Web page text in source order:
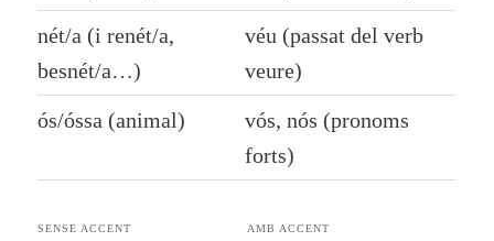
nét/a (i renét/a,
besnét/a…)
véu (passat del verb
veure)
ós/óssa (animal)
vós, nós (pronoms
forts)
SENSE ACCENT AMB ACCENT